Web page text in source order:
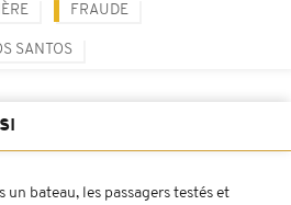
FRAUDE
SANTOS
un bateau, les passagers testés et